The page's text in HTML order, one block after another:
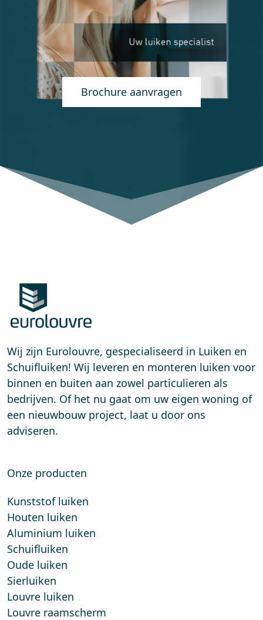
Brochure aanvragen
Wij zijn Eurolouvre, gespecialiseerd in Luiken en
Schuifluiken! Wij leveren en monteren luiken voor
binnen en buiten aan zowel particulieren als
bedrijven. Of het nu gaat om uw eigen woning of
een nieuwbouw project, laat u door ons
adviseren.
Onze producten
Kunststof luiken
Houten luiken
Aluminium luiken
Schuifluiken
Oude luiken
Sierluiken
Louvre luiken
Louvre raamscherm